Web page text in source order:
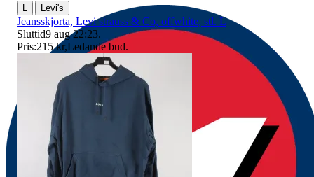
| Levi's
Jeansskjorta, Levi strauss & Co, offwhite, stl. L
Sluttid9 aug 22:23.
Pris:215 kr,Ledande bud.